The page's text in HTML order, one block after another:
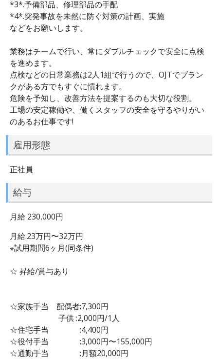
*3*.予備部品、修理部品の手配
*4*.突発事故を未然に防ぐ対策の計画、実施
などをお願いします。
業務はチームで行い、常にダブルチェックで安全に点検
を進めます。
点検などの日常業務は2人1組で行うので、OJTでブラン
クがある方でもすぐに慣れます。
危険を予知し、改善方法を提案するのも大切な役割。
工場の安定稼働や、働くスタッフの安全を守るやりがい
のあるお仕事です!
雇用形態
正社員
給与
月給 230,000円
月給:23万円〜32万円
※試用期間6ヶ月(同条件)
☆ 昇給/賞与あり
☆家族手当 配偶者:7,300円
子供 :2,000円/1人
☆住宅手当 :4,400円
☆役付手当 :3,000円〜155,000円
☆通勤手当 :月額20,000円